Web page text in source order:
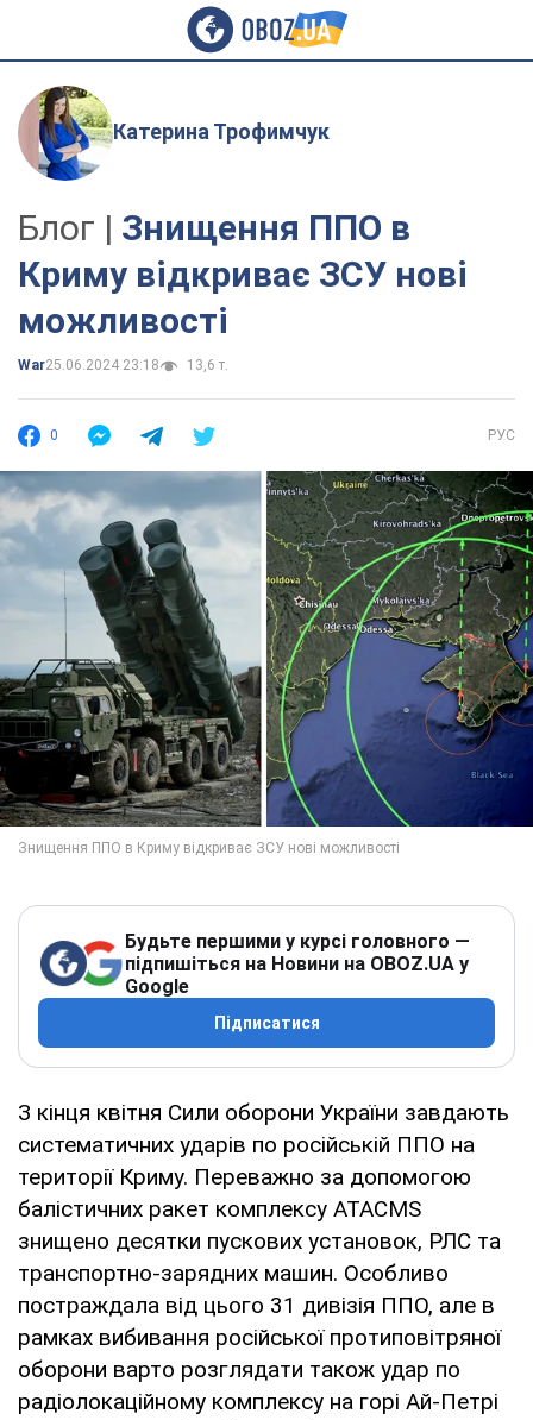
Катерина Трофимчук
Блог | Знищення ППО в
Криму відкриває ЗСУ нові
можливості
War25.06.2024 23:18 13,6 т.
0 РУС
Будьте першими у курсі головного —
підпишіться на Новини на OBOZ.UA у
Google
Підписатися
З кінця квітня Сили оборони України завдають
систематичних ударів по російській ППО на
території Криму. Переважно за допомогою
балістичних ракет комплексу ATACMS
знищено десятки пускових установок, РЛС та
транспортно-зарядних машин. Особливо
постраждала від цього 31 дивізія ППО, але в
рамках вибивання російської протиповітряної
оборони варто розглядати також удар по
радіолокаційному комплексу на горі Ай-Петрі